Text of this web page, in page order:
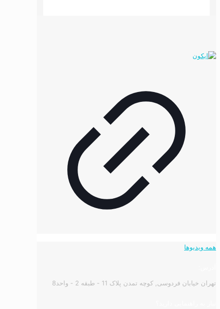
همه ویدیوها
تهران خیابان فردوسی, کوچه تمدن پلاک 11 - طبقه 2 - واحد8